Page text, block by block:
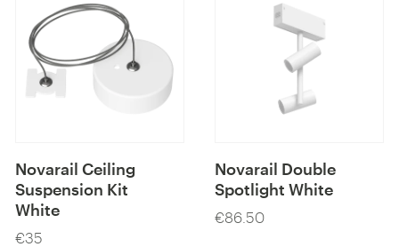
Novarail Ceiling
Suspension Kit
White
Preis
€35
Novarail Double
Spotlight White
Preis
€86.50